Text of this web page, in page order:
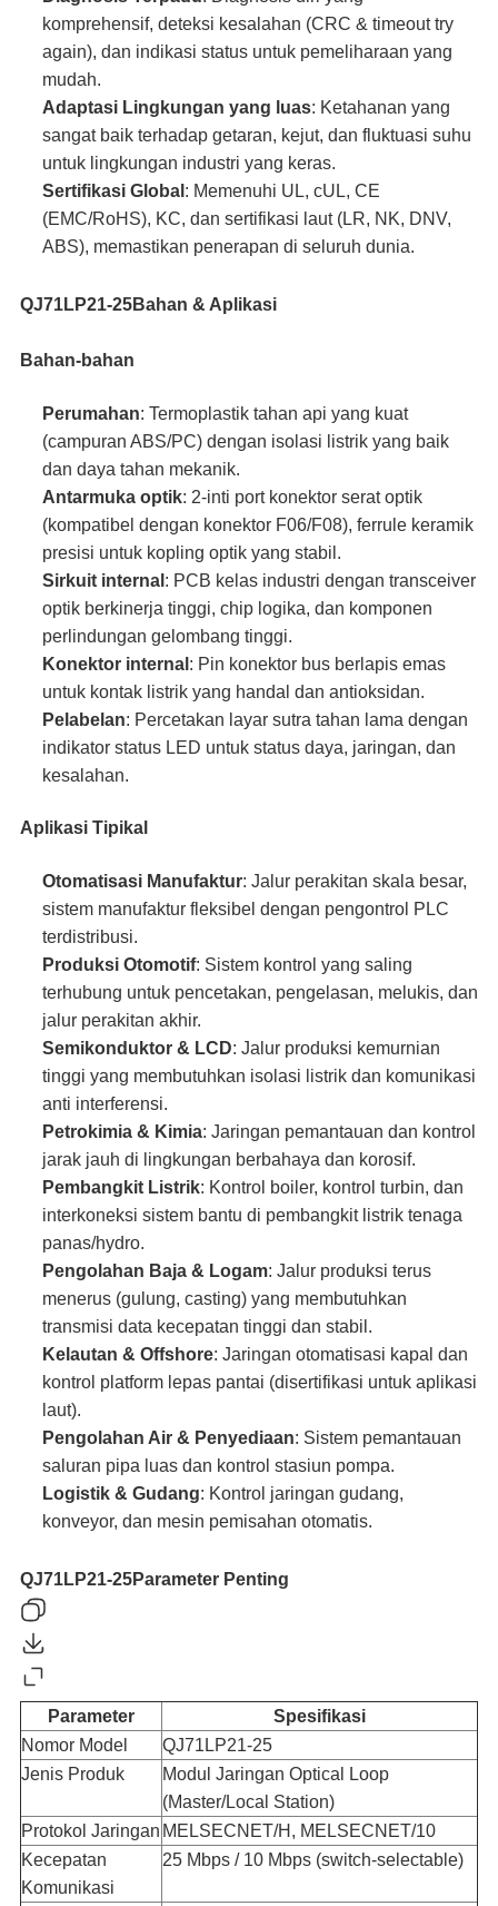
komprehensif, deteksi kesalahan (CRC & timeout try
again), dan indikasi status untuk pemeliharaan yang
mudah.
Adaptasi Lingkungan yang luas: Ketahanan yang
sangat baik terhadap getaran, kejut, dan fluktuasi suhu
untuk lingkungan industri yang keras.
Sertifikasi Global : Memenuhi UL, cUL, CE
(EMC/RoHS), KC, dan sertifikasi laut (LR, NK, DNV,
ABS), memastikan penerapan di seluruh dunia.
QJ71LP21-25Bahan & Aplikasi
Bahan-bahan
Perumahan: Termoplastik tahan api yang kuat
(campuran ABS/PC) dengan isolasi listrik yang baik
dan daya tahan mekanik.
Antarmuka optik: 2-inti port konektor serat optik
(kompatibel dengan konektor F06/F08), ferrule keramik
presisi untuk kopling optik yang stabil.
Sirkuit internal : PCB kelas industri dengan transceiver
optik berkinerja tinggi, chip logika, dan komponen
perlindungan gelombang tinggi.
Konektor internal : Pin konektor bus berlapis emas
untuk kontak listrik yang handal dan antioksidan.
Pelabelan: Percetakan layar sutra tahan lama dengan
indikator status LED untuk status daya, jaringan, dan
kesalahan.
Aplikasi Tipikal
Otomatisasi Manufaktur: Jalur perakitan skala besar,
sistem manufaktur fleksibel dengan pengontrol PLC
terdistribusi.
Produksi Otomotif: Sistem kontrol yang saling
terhubung untuk pencetakan, pengelasan, melukis, dan
jalur perakitan akhir.
Semikonduktor & LCD: Jalur produksi kemurnian
tinggi yang membutuhkan isolasi listrik dan komunikasi
anti interferensi.
Petrokimia & Kimia: Jaringan pemantauan dan kontrol
jarak jauh di lingkungan berbahaya dan korosif.
Pembangkit Listrik: Kontrol boiler, kontrol turbin, dan
interkoneksi sistem bantu di pembangkit listrik tenaga
panas/hydro.
Pengolahan Baja & Logam: Jalur produksi terus
menerus (gulung, casting) yang membutuhkan
transmisi data kecepatan tinggi dan stabil.
Kelautan & Offshore: Jaringan otomatisasi kapal dan
kontrol platform lepas pantai (disertifikasi untuk aplikasi
laut).
Pengolahan Air & Penyediaan: Sistem pemantauan
saluran pipa luas dan kontrol stasiun pompa.
Logistik & Gudang: Kontrol jaringan gudang,
konveyor, dan mesin pemisahan otomatis.
QJ71LP21-25Parameter Penting
Parameter
Spesifikasi
Nomor Model
QJ71LP21-25
Jenis Produk
Modul Jaringan Optical Loop
(Master/Local Station)
Protokol Jaringan MELSECNET/H, MELSECNET/10
Kecepatan
Komunikasi
25 Mbps / 10 Mbps (switch-selectable)